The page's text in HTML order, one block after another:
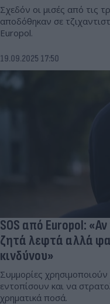
Σχεδόν οι μισές από τις
αποδόθηκαν σε
Europol.
19.09.2025 17:50
SOS από Europol:
ζητά λεφτά αλλά
κινδύνου»
Συμμορίες
εντοπίσουν και να
χρηματικά ποσά.